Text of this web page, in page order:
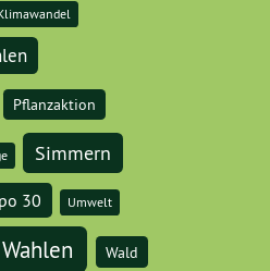
Pflanzaktion
Simmern
30 Umwelt
Wahlen Wald